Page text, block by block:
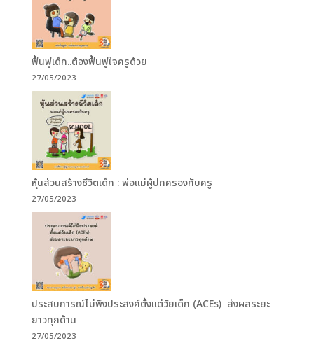
ฟื้นฟูเด็ก..ต้องฟื้นฟูใจครูด้วย
27/05/2023
หุ้นส่วนสร้างชีวิตเด็ก : พ่อแม่ผู้ปกครองกับครู
27/05/2023
ประสบการณ์ไม่พึงประสงค์ตั้งแต่วัยเด็ก (ACEs) ส่งผลระยะ
ยาวทุกด้าน
27/05/2023